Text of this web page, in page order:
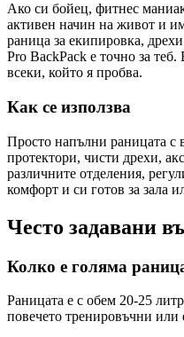
Ако си бойeц, фитнес
активен начин на живот и
раница за екипировка,
Pro BackPack е точно за
всеки, който я пробва.
Как се използва
Просто напълни раницата с
протектори, чисти дрехи,
различните отделения,
комфорт и си готов за зала
Често задавани
Колко е голяма
Раницата е с обем 20-25
повечето тренировъчни